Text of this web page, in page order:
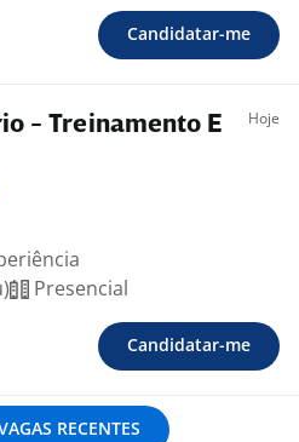
Candidatar-me
- Treinamento E
Hoje
Presencial
Candidatar-me
RECENTES